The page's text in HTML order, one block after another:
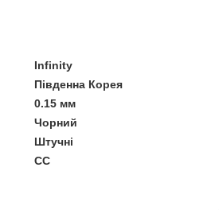
Infinity
Південна Корея
0.15 мм
Чорний
Штучні
CC